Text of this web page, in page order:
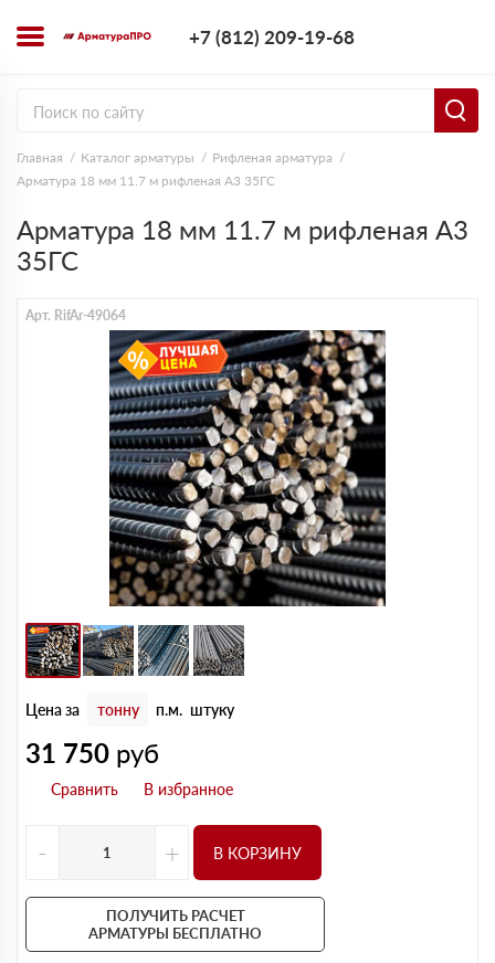
+7 (812) 209-19-68
Главная Каталог арматуры
Рифленая арматура
Арматура 18 мм 11.7 м рифленая А3 35ГС
Арматура 18 мм 11.7 м рифленая А3
35ГС
Арт. RifAr-49064
Цена за тонну п.м. штуку
31 750 руб
- + В КОРЗИНУ
ПОЛУЧИТЬ РАСЧЕТ
АРМАТУРЫ БЕСПЛАТНО